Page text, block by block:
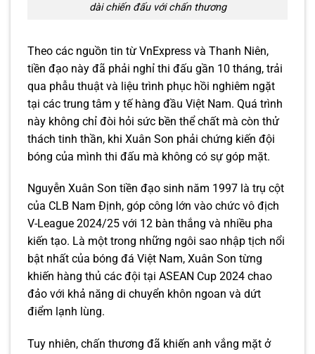
dài chiến đấu với chấn thương
Theo các nguồn tin từ VnExpress và Thanh Niên,
tiền đạo này đã phải nghỉ thi đấu gần 10 tháng, trải
qua phẫu thuật và liệu trình phục hồi nghiêm ngặt
tại các trung tâm y tế hàng đầu Việt Nam. Quá trình
này không chỉ đòi hỏi sức bền thể chất mà còn thử
thách tinh thần, khi Xuân Son phải chứng kiến đội
bóng của mình thi đấu mà không có sự góp mặt.
Nguyễn Xuân Son tiền đạo sinh năm 1997 là trụ cột
của CLB Nam Định, góp công lớn vào chức vô địch
V-League 2024/25 với 12 bàn thắng và nhiều pha
kiến tạo. Là một trong những ngôi sao nhập tịch nổi
bật nhất của bóng đá Việt Nam, Xuân Son từng
khiến hàng thủ các đội tại ASEAN Cup 2024 chao
đảo với khả năng di chuyển khôn ngoan và dứt
điểm lạnh lùng.
Tuy nhiên, chấn thương đã khiến anh vắng mặt ở